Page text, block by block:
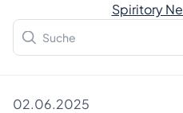
Spiritory
02.06.2025